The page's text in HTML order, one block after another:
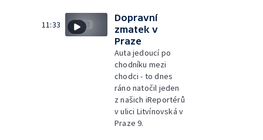
11:33
Dopravní
zmatek v
Praze
Auta jedoucí po
chodníku mezi
chodci - to dnes
ráno natočil jeden
z našich iReportérů
v ulici Litvínovská v
Praze 9.